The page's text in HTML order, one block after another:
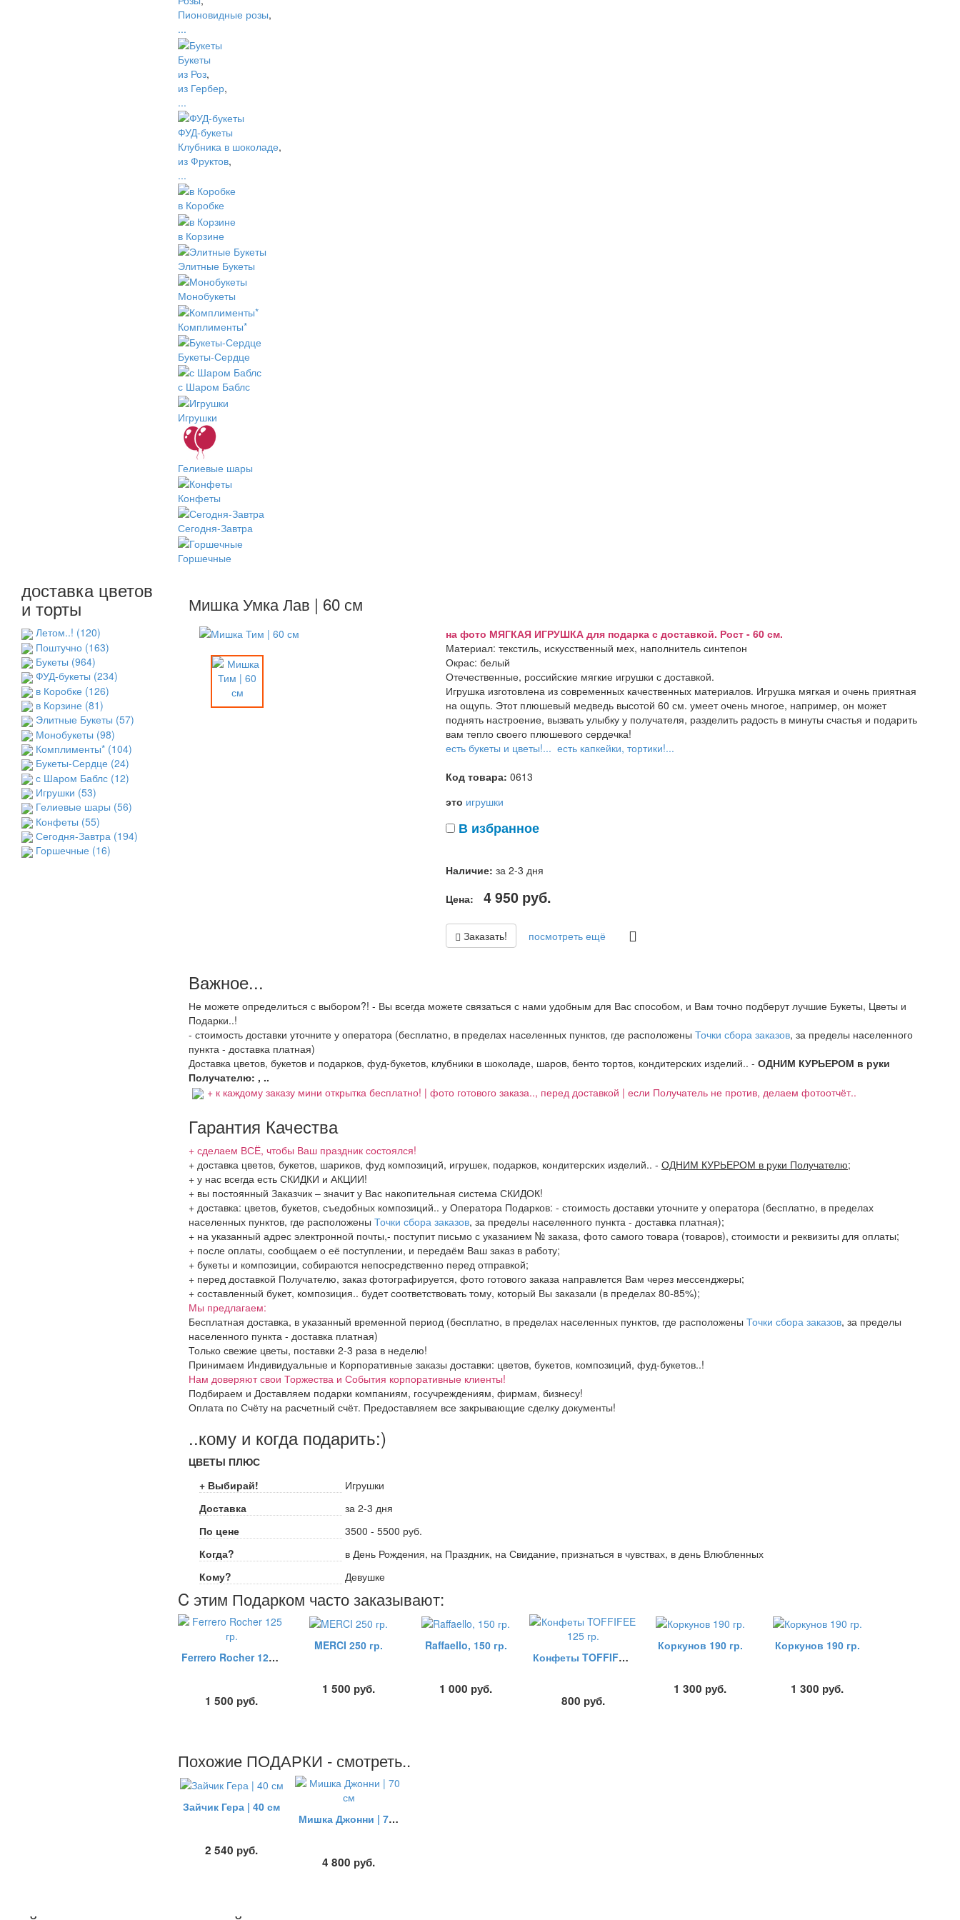
Пионовидные розы,
...
Букеты
из Роз,
из Гербер,
...
ФУД-букеты
Клубника в шоколаде,
из Фруктов,
...
в Коробке
в Корзине
Элитные Букеты
Монобукеты
Комплименты*
Букеты-Сердце
с Шаром Баблс
Игрушки
Гелиевые шары
Конфеты
Сегодня-Завтра
Горшечные
доставка цветов
и торты
Летом..! (120)
Поштучно (163)
Букеты (964)
ФУД-букеты (234)
в Коробке (126)
в Корзине (81)
Элитные Букеты (57)
Монобукеты (98)
Комплименты* (104)
Букеты-Сердце (24)
с Шаром Баблс (12)
Игрушки (53)
Гелиевые шары (56)
Конфеты (55)
Сегодня-Завтра (194)
Горшечные (16)
Мишка Умка Лав | 60 см
на фото МЯГКАЯ ИГРУШКА для подарка с доставкой. Рост - 60 см.
Материал: текстиль, искусственный мех, наполнитель синтепон
Окрас: белый
Отечественные, российские мягкие игрушки с доставкой.
Игрушка изготовлена из современных качественных материалов. Игрушка мягкая и очень приятная
на ощупь. Этот плюшевый медведь высотой 60 см. умеет очень многое, например, он может
поднять настроение, вызвать улыбку у получателя, разделить радость в минуты счастья и подарить
вам тепло своего плюшевого сердечка!
есть букеты и цветы!... есть капкейки, тортики!...
Код товара: 0613
это игрушки
В избранное
Наличие: за 2-3 дня
Цена:
4 950 руб.
Заказать! посмотреть ещё
Важное...
Не можете определиться с выбором?! - Вы всегда можете связаться с нами удобным для Вас способом, и Вам точно подберут лучшие Букеты, Цветы и
Подарки..!
- стоимость доставки уточните у оператора (бесплатно, в пределах населенных пунктов, где расположены Точки сбора заказов, за пределы населенного
пункта - доставка платная)
Доставка цветов, букетов и подарков, фуд-букетов, клубники в шоколаде, шаров, бенто тортов, кондитерских изделий.. - ОДНИМ КУРЬЕРОМ в руки
Получателю: , ..
+ к каждому заказу мини открытка бесплатно! | фото готового заказа.., перед доставкой | если Получатель не против, делаем фотоотчёт..
Гарантия Качества
+ сделаем ВСЁ, чтобы Ваш праздник состоялся!
+ доставка цветов, букетов, шариков, фуд композиций, игрушек, подарков, кондитерских изделий.. - ОДНИМ КУРЬЕРОМ в руки Получателю;
+ у нас всегда есть СКИДКИ и АКЦИИ!
+ вы постоянный Заказчик – значит у Вас накопительная система СКИДОК!
+ доставка: цветов, букетов, съедобных композиций.. у Оператора Подарков: - стоимость доставки уточните у оператора (бесплатно, в пределах
населенных пунктов, где расположены Точки сбора заказов, за пределы населенного пункта - доставка платная);
+ на указанный адрес электронной почты,- поступит письмо с указанием № заказа, фото самого товара (товаров), стоимости и реквизиты для оплаты;
+ после оплаты, сообщаем о её поступлении, и передаём Ваш заказ в работу;
+ букеты и композиции, собираются непосредственно перед отправкой;
+ перед доставкой Получателю, заказ фотографируется, фото готового заказа направлется Вам через мессенджеры;
+ составленный букет, композиция.. будет соответствовать тому, который Вы заказали (в пределах 80-85%);
Мы предлагаем:
Бесплатная доставка, в указанный временной период (бесплатно, в пределах населенных пунктов, где расположены Точки сбора заказов, за пределы
населенного пункта - доставка платная)
Только свежие цветы, поставки 2-3 раза в неделю!
Принимаем Индивидуальные и Корпоративные заказы доставки: цветов, букетов, композиций, фуд-букетов..!
Нам доверяют свои Торжества и События корпоративные клиенты!
Подбираем и Доставляем подарки компаниям, госучреждениям, фирмам, бизнесу!
Оплата по Счёту на расчетный счёт. Предоставляем все закрывающие сделку документы!
..кому и когда подарить:)
ЦВЕТЫ ПЛЮС
+ Выбирай!
Игрушки
Доставка
за 2-3 дня
По цене
3500 - 5500 руб.
Когда?
в День Рождения, на Праздник, на Свидание, признаться в чувствах, в день Влюбленных
Кому?
Девушке
C этим Подарком часто заказывают:
Ferrero Rocher 125 гр.
1 500 руб.
MERCI 250 гр.
1 500 руб.
Raffaello, 150 гр.
1 000 руб.
Конфеты TOFFIFEE 125 гр.
800 руб.
Коркунов 190 гр.
1 300 руб.
Коркунов 190 гр.
1 300 руб.
Похожие ПОДАРКИ - смотреть..
Зайчик Гера | 40 см
2 540 руб.
Мишка Джонни | 70 см
4 800 руб.